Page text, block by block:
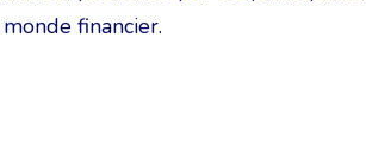
financier.